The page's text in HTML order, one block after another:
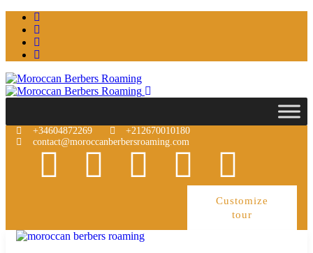
+34604872269
+212670010180
contact@moroccanberbersroaming.com
Customize
tour